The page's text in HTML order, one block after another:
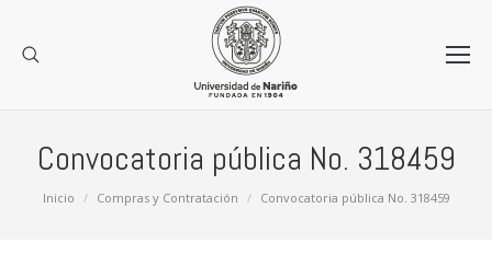
Convocatoria pública No. 318459
Estás aquí:
Inicio Compras y Contratación Convocatoria pública No. 318459